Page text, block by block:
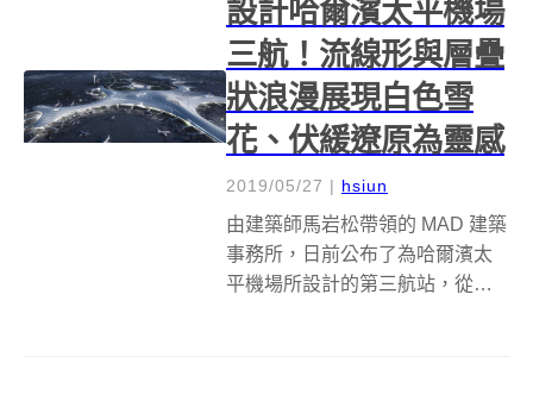
設計哈爾濱太平機場
三航！流線形與層疊
狀浪漫展現白色雪
花、伏緩遼原為靈感
2019/05/27 | hsiun
由建築師馬岩松帶領的 MAD 建築
事務所，日前公布了為哈爾濱太
平機場所設計的第三航站，從上